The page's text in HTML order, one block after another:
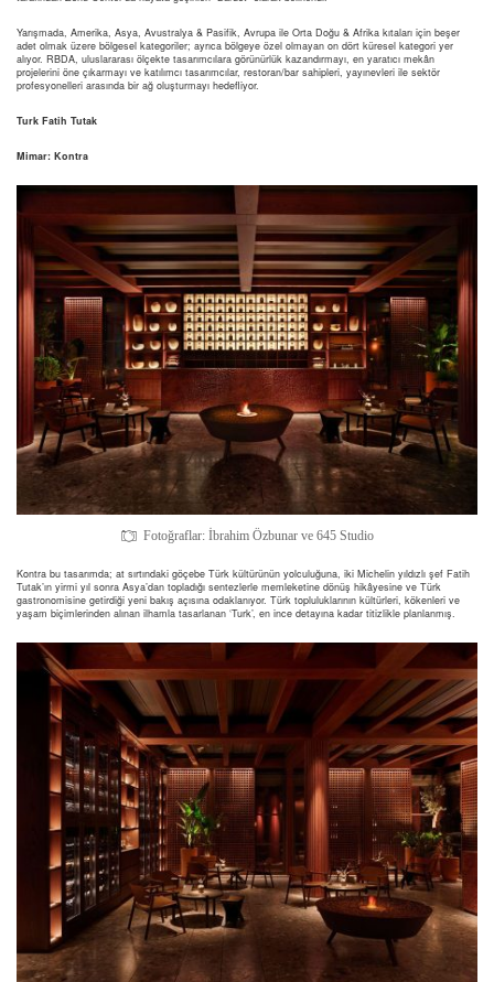
Yarışmada, Amerika, Asya, Avustralya & Pasifik, Avrupa ile Orta Doğu & Afrika kıtaları için beşer
adet olmak üzere bölgesel kategoriler; ayrıca bölgeye özel olmayan on dört küresel kategori yer
alıyor. RBDA, uluslararası ölçekte tasarımcılara görünürlük kazandırmayı, en yaratıcı mekân
projelerini öne çıkarmayı ve katılımcı tasarımcılar, restoran/bar sahipleri, yayınevleri ile sektör
profesyonelleri arasında bir ağ oluşturmayı hedefliyor.
Turk Fatih Tutak
Mimar: Kontra
Fotoğraflar: İbrahim Özbunar ve 645 Studio
Kontra bu tasarımda; at sırtındaki göçebe Türk kültürünün yolculuğuna, iki Michelin yıldızlı şef Fatih
Tutak’ın yirmi yıl sonra Asya’dan topladığı sentezlerle memleketine dönüş hikâyesine ve Türk
gastronomisine getirdiği yeni bakış açısına odaklanıyor. Türk topluluklarının kültürleri, kökenleri ve
yaşam biçimlerinden alınan ilhamla tasarlanan ‘Turk’, en ince detayına kadar titizlikle planlanmış.